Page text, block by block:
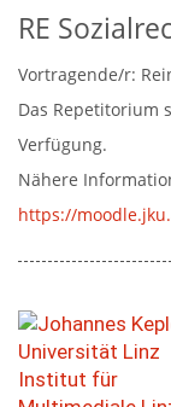
RE
Vortragende/r:
Das Repetitorium
Verfügung.
Nähere
https://